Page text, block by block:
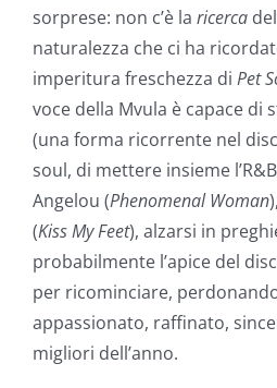
sorprese: non c’è la ricerca
naturalezza che ci ha
imperitura freschezza di Pet
voce della Mvula è capace di
(una forma ricorrente nel
soul, di mettere insieme
Angelou (Phenomenal Woman
(Kiss My Feet), alzarsi in
probabilmente l’apice del
per ricominciare,
appassionato, raffinato,
migliori dell’anno.